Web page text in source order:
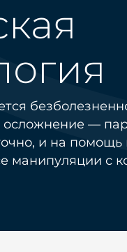
—
и на
манипуляции с